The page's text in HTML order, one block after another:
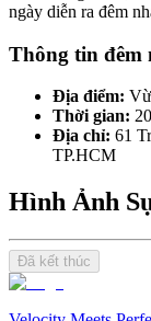
ngày diễn ra đêm
Thông tin đêm
Địa điểm:
Thời gian:
Địa chỉ: 61
TP.HCM
Hình Ảnh
Đã kết thúc